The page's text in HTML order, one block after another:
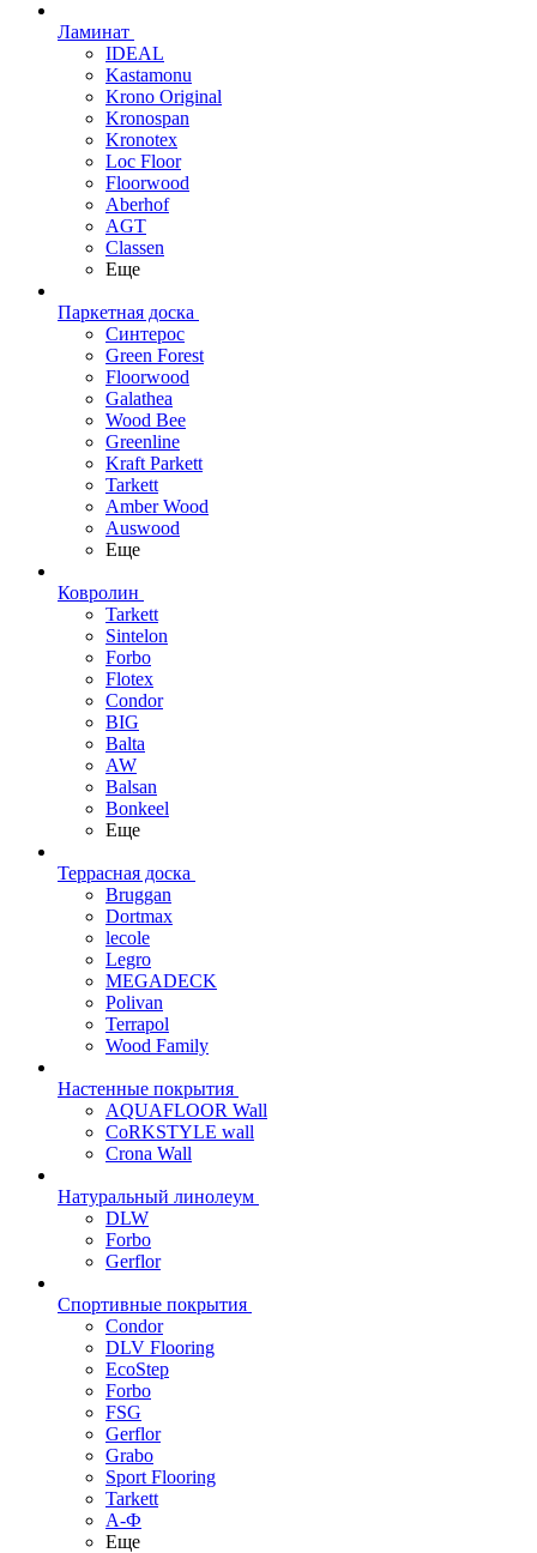
Ламинат
IDEAL
Kastamonu
Krono Original
Kronospan
Kronotex
Loc Floor
Floorwood
Aberhof
AGT
Classen
Еще
Паркетная доска
Синтерос
Green Forest
Floorwood
Galathea
Wood Bee
Greenline
Kraft Parkett
Tarkett
Amber Wood
Auswood
Еще
Ковролин
Tarkett
Sintelon
Forbo
Flotex
Condor
BIG
Balta
AW
Balsan
Bonkeel
Еще
Террасная доска
Bruggan
Dortmax
lecole
Legro
MEGADECK
Polivan
Terrapol
Wood Family
Настенные покрытия
AQUAFLOOR Wall
CoRKSTYLE wall
Crona Wall
Натуральный линолеум
DLW
Forbo
Gerflor
Спортивные покрытия
Condor
DLV Flooring
EcoStep
Forbo
FSG
Gerflor
Grabo
Sport Flooring
Tarkett
А-Ф
Еще